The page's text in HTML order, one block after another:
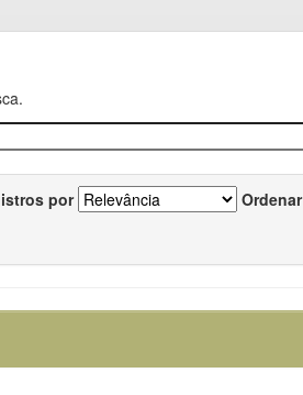
por Ordenar